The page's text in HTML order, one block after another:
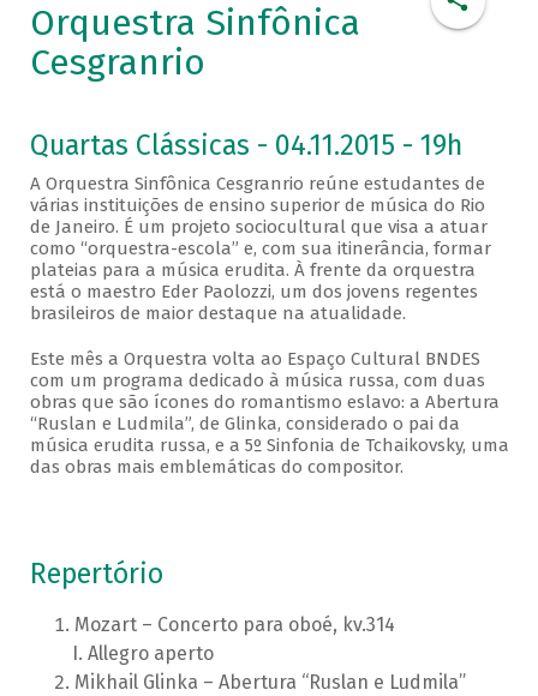
Orquestra Sinfônica
Cesgranrio
Quartas Clássicas - 04.11.2015 - 19h
A Orquestra Sinfônica Cesgranrio reúne estudantes de
várias instituições de ensino superior de música do Rio
de Janeiro. É um projeto sociocultural que visa a atuar
como “orquestra-escola” e, com sua itinerância, formar
plateias para a música erudita. À frente da orquestra
está o maestro Eder Paolozzi, um dos jovens regentes
brasileiros de maior destaque na atualidade.
Este mês a Orquestra volta ao Espaço Cultural BNDES
com um programa dedicado à música russa, com duas
obras que são ícones do romantismo eslavo: a Abertura
“Ruslan e Ludmila”, de Glinka, considerado o pai da
música erudita russa, e a 5º Sinfonia de Tchaikovsky, uma
das obras mais emblemáticas do compositor.
Repertório
Mozart – Concerto para oboé, kv.314
Allegro aperto
Mikhail Glinka – Abertura “Ruslan e Ludmila”